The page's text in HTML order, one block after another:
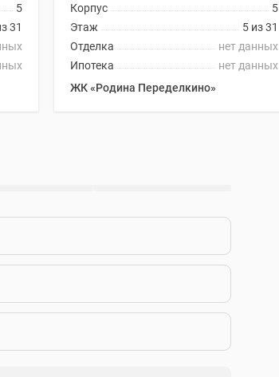
5
31
5
Корпус
5 из 31
Этаж
нет данных
Отделка
нет данных
Ипотека
ЖК «Родина Переделкино»